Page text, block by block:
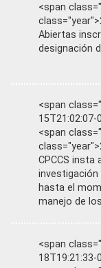
<span
Abiertas
designación
<span
<span
CPCCS insta
investigación
hasta el
manejo de
<span